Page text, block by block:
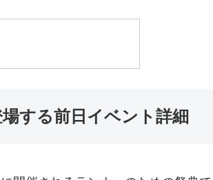
する前日イベント詳細